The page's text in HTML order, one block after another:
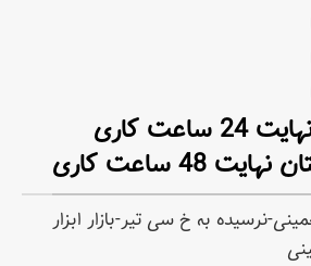
کاری
48 ساعت کاری
نرسیده به خ سی تیر-بازار ابزار